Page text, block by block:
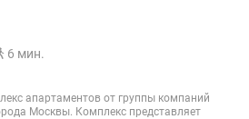
6 мин.
апартаментов от группы компаний
Москвы. Комплекс представляет